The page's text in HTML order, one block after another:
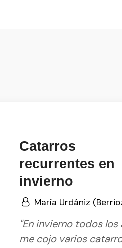
Catarros
recurrentes en
invierno
María Urdániz
"En invierno todos los
me cojo varios